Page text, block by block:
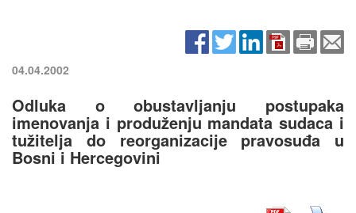
04.04.2002
Odluka o obustavljanju postupaka
imenovanja i produženju mandata sudaca i
tužitelja do reorganizacije pravosuđa u
Bosni i Hercegovini